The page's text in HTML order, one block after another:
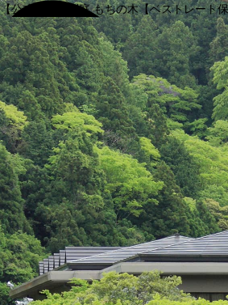
【公式】渓谷別庭 もちの木【ベストレート